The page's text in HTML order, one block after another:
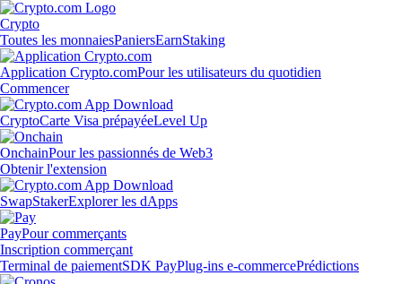
Crypto
Toutes les monnaiesPaniersEarnStaking
Application Crypto.comPour les utilisateurs du quotidien
Commencer
CryptoCarte Visa prépayéeLevel Up
OnchainPour les passionnés de Web3
Obtenir l'extension
SwapStakerExplorer les dApps
PayPour commerçants
Inscription commerçant
Terminal de paiementSDK PayPlug-ins e-commercePrédictions